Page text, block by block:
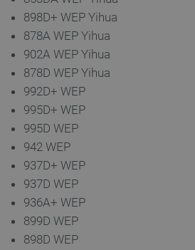
898D+ WEP Yihua
878A WEP Yihua
902A WEP Yihua
878D WEP Yihua
992D+ WEP
995D+ WEP
995D WEP
942 WEP
937D+ WEP
937D WEP
936A+ WEP
899D WEP
898D WEP